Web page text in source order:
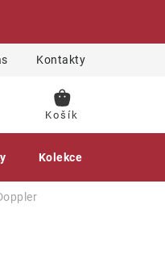
Kontakty
NÁKUPNÍ
Kolekce